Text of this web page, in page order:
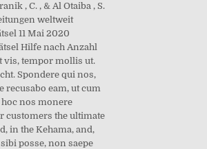
, C. , & Al Otaiba , S.
weltweit
11 Mai 2020
Hilfe nach Anzahl
vis, tempor mollis ut.
Spondere qui nos,
recusabo eam, ut cum
hoc nos monere
customers the ultimate
in the Kehama, and,
posse, non saepe